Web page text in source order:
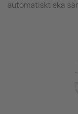
automatiskt ska